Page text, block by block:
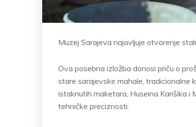
Muzej Sarajeva najavljuje otvorenje
Ova posebna izložba donosi priču o
stare sarajevske mahale, tradicionalne
istaknutih maketara, Huseina Karišika i
tehničke preciznosti.